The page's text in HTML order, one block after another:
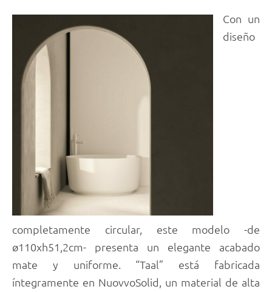
Con un
diseño
completamente circular, este modelo -de
ø110xh51,2cm- presenta un elegante acabado
mate y uniforme. “Taal” está fabricada
íntegramente en NuovvoSolid, un material de alta